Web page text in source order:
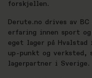
forskjellen.
Derute.no drives av
erfaring innen sport
eget lager på
up-punkt og verksted,
lagerpartner i Sverige.